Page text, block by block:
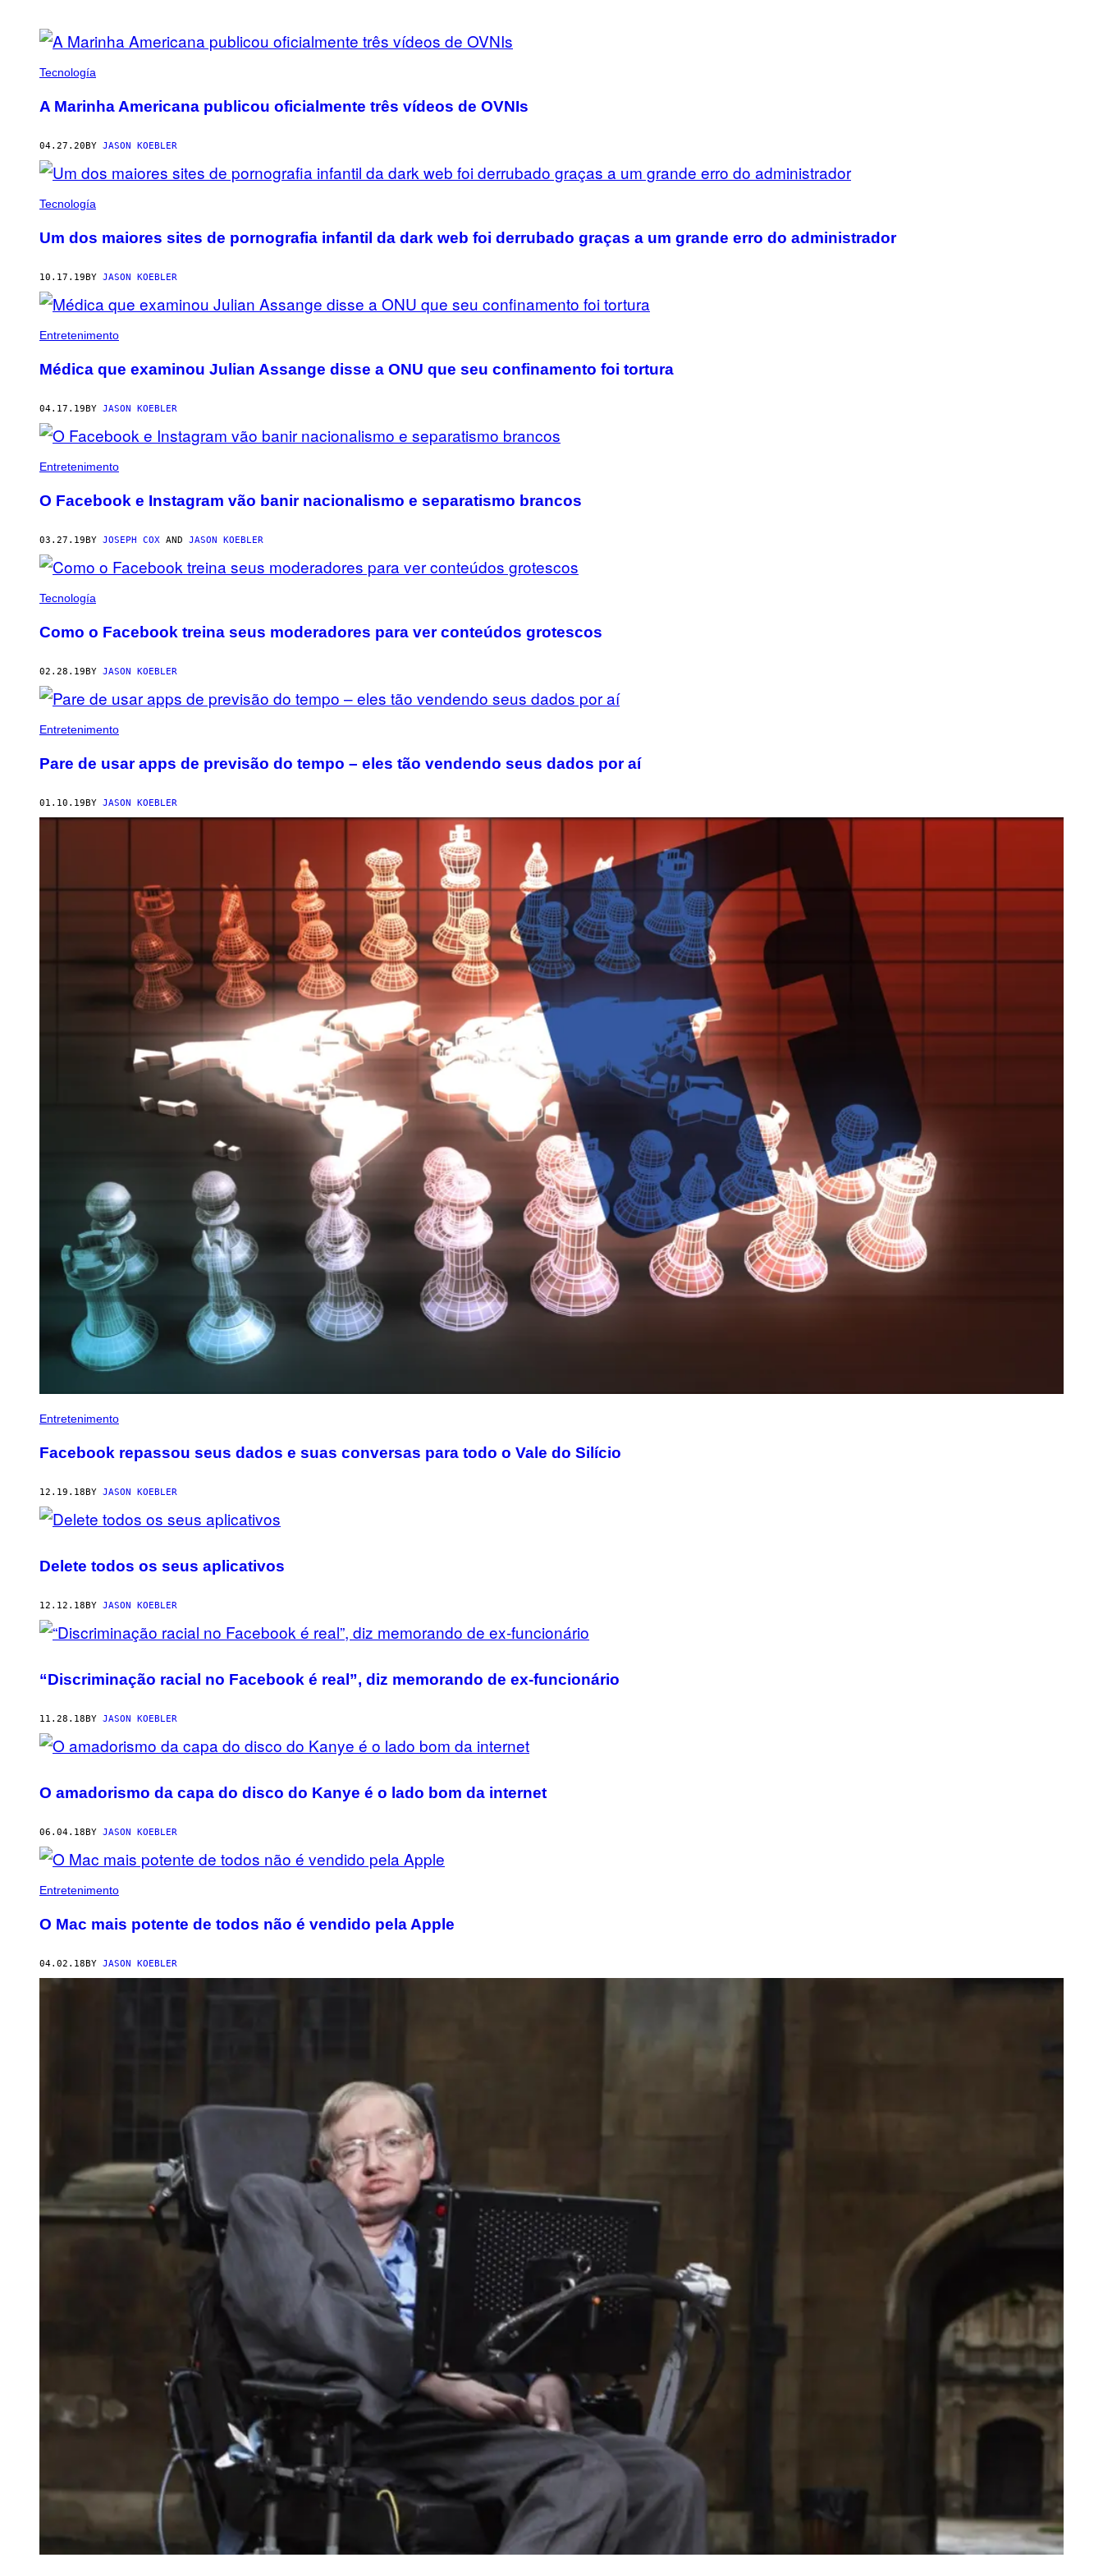
POSTS
BY
THIS
Tecnología
A Marinha Americana publicou oficialmente três vídeos de OVNIs
04.27.20 BY JASON KOEBLER
Tecnología
Um dos maiores sites de pornografia infantil da dark web foi derrubado graças a um grande erro do administrador
10.17.19 BY JASON KOEBLER
Entretenimento
Médica que examinou Julian Assange disse a ONU que seu confinamento foi tortura
04.17.19 BY JASON KOEBLER
Entretenimento
O Facebook e Instagram vão banir nacionalismo e separatismo brancos
03.27.19 BY JOSEPH COX AND JASON KOEBLER
Tecnología
Como o Facebook treina seus moderadores para ver conteúdos grotescos
02.28.19 BY JASON KOEBLER
Entretenimento
Pare de usar apps de previsão do tempo – eles tão vendendo seus dados por aí
01.10.19 BY JASON KOEBLER
Entretenimento
Facebook repassou seus dados e suas conversas para todo o Vale do Silício
12.19.18 BY JASON KOEBLER
Delete todos os seus aplicativos
12.12.18 BY JASON KOEBLER
“Discriminação racial no Facebook é real”, diz memorando de ex-funcionário
11.28.18 BY JASON KOEBLER
O amadorismo da capa do disco do Kanye é o lado bom da internet
06.04.18 BY JASON KOEBLER
Entretenimento
O Mac mais potente de todos não é vendido pela Apple
04.02.18 BY JASON KOEBLER